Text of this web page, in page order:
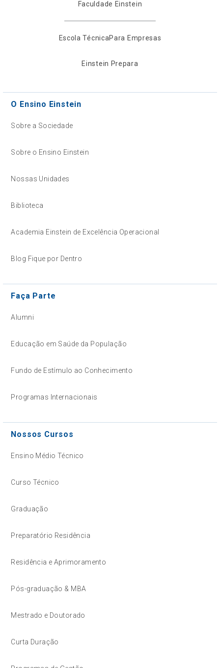
Faculdade Einstein
Escola TécnicaPara Empresas
Einstein Prepara
O Ensino Einstein
Sobre a Sociedade
Sobre o Ensino Einstein
Nossas Unidades
Biblioteca
Academia Einstein de Excelência Operacional
Blog Fique por Dentro
Faça Parte
Alumni
Educação em Saúde da População
Fundo de Estímulo ao Conhecimento
Programas Internacionais
Nossos Cursos
Ensino Médio Técnico
Curso Técnico
Graduação
Preparatório Residência
Residência e Aprimoramento
Pós-graduação & MBA
Mestrado e Doutorado
Curta Duração